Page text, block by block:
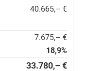
40.665,– €
7.675,– €
18,9%
33.780,– €